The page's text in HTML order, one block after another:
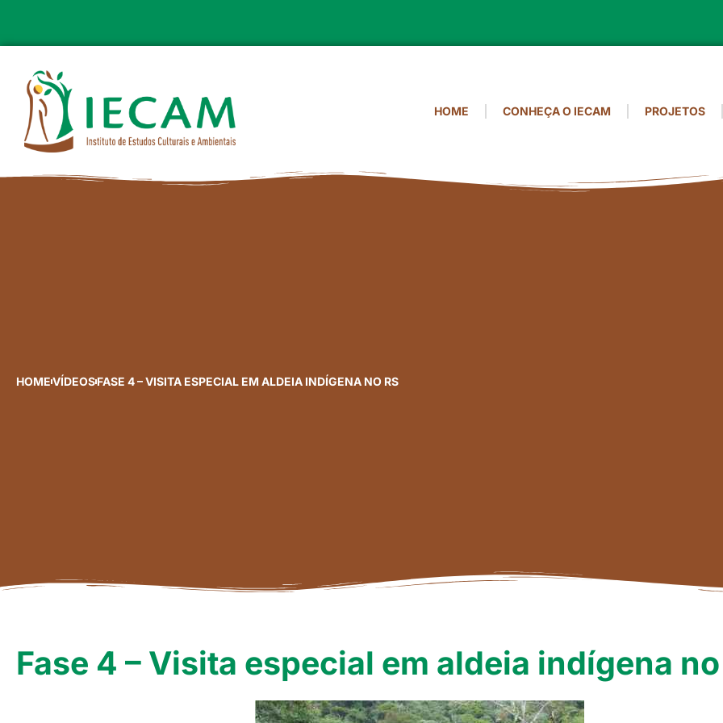
HOME CONHEÇA O IECAM PROJETOS
HOMEVÍDEOSFASE 4 – VISITA ESPECIAL EM ALDEIA INDÍGENA NO RS
Fase 4 – Visita especial em aldeia indígena no